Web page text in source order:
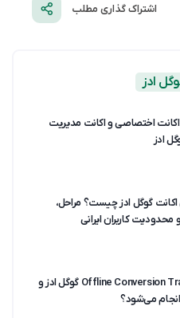
اشتراک گذاری مطلب
ادز
اختصاصی و اکانت مدیریت
ادز
اکانت گوگل ادز چیست؟ مراحل،
محدودیت کاربران ایرانی
Offline Conversion Tracking گوگل ادز و
می‌شود؟